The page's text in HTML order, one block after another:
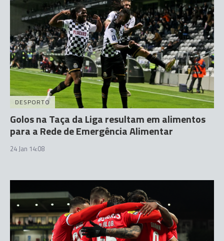
DESPORTO
Golos na Taça da Liga resultam em alimentos
para a Rede de Emergência Alimentar
24 Jan 14:08